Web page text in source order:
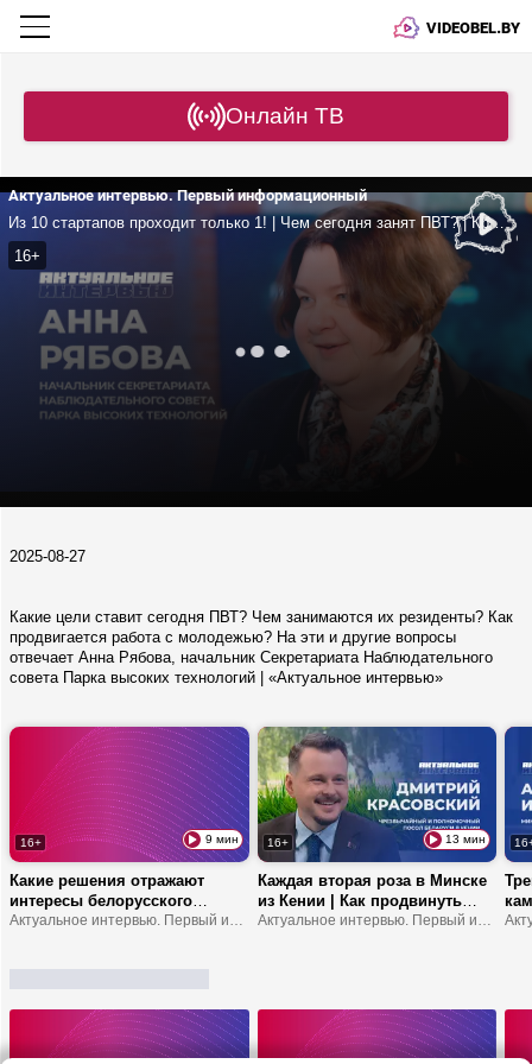
VIDEOBEL.BY
Онлайн ТВ
Актуальное интервью. Первый информационный
Из 10 стартапов проходит только 1! | Чем сегодня занят ПВТ? | Криптовалюта и цифровизация | Рябова
16+
2025-08-27
Какие цели ставит сегодня ПВТ? Чем занимаются их резиденты? Как
продвигается работа с молодежью? На эти и другие вопросы
отвечает Анна Рябова, начальник Секретариата Наблюдательного
совета Парка высоких технологий | «Актуальное интервью»
16+ 9 мин
Какие решения отражают
интересы белорусского
народа? | Что устанавливает
16+ 13 мин
Каждая вторая роза в Минске
из Кении | Как продвинуть
туда молочку? | В Африке